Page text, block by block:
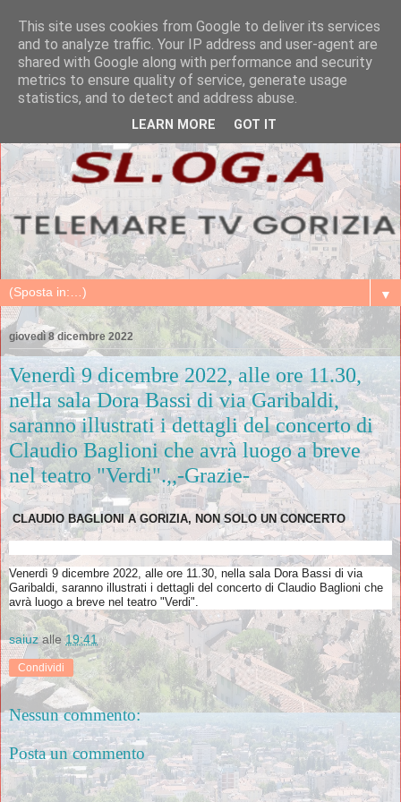
▼
giovedì 8 dicembre 2022
Venerdì 9 dicembre 2022, alle ore 11.30,
nella sala Dora Bassi di via Garibaldi,
saranno illustrati i dettagli del concerto di
Claudio Baglioni che avrà luogo a breve
nel teatro "Verdi".,,-Grazie-
CLAUDIO BAGLIONI A GORIZIA, NON SOLO UN CONCERTO
Venerdì 9 dicembre 2022, alle ore 11.30, nella sala Dora Bassi di via
Garibaldi, saranno illustrati i dettagli del concerto di Claudio Baglioni che
avrà luogo a breve nel teatro "Verdi".
saiuz alle19:41
Condividi
Nessun commento:
Posta un commento
This site uses cookies from Google to deliver its services
and to analyze traffic. Your IP address and user-agent are
shared with Google along with performance and security
metrics to ensure quality of service, generate usage
statistics, and to detect and address abuse.
LEARN MORE GOT IT